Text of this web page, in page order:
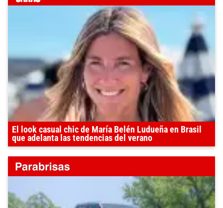
El look casual chic de María Belén Ludueña en Brasil
que adelanta las tendencias del verano